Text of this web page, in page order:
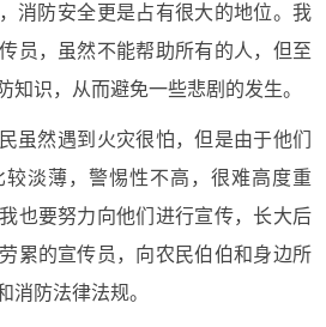
消防安全更是占有很大的地位。我
员，虽然不能帮助所有的人，但至
知识，从而避免一些悲剧的发生。
虽然遇到火灾很怕，但是由于他们
淡薄，警惕性不高，很难高度重
也要努力向他们进行宣传，长大后
累的宣传员，向农民伯伯和身边所
消防法律法规。